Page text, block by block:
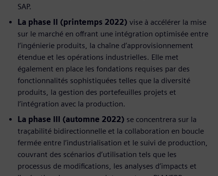
SAP.
La phase II (printemps 2022) vise à accélérer la mise
sur le marché en offrant une intégration optimisée entre
l’ingénierie produits, la chaîne d’approvisionnement
étendue et les opérations industrielles. Elle met
également en place les fondations requises par des
fonctionnalités sophistiquées telles que la diversité
produits, la gestion des portefeuilles projets et
l’intégration avec la production.
La phase III (automne 2022) se concentrera sur la
traçabilité bidirectionnelle et la collaboration en boucle
fermée entre l’industrialisation et le suivi de production,
couvrant des scénarios d’utilisation tels que les
processus de modifications, les analyses d’impacts et